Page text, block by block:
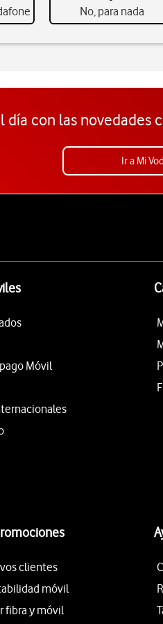
No, para nada
día con las novedades
Ir a Mi
Móvil
clientes
móvil
fibra y móvil